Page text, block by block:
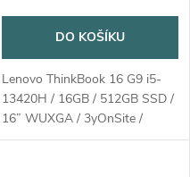
DO KOŠÍKU
Lenovo ThinkBook 16 G9 i5-
13420H / 16GB / 512GB SSD /
16” WUXGA / 3yOnSite /
Win11 Home / šedá